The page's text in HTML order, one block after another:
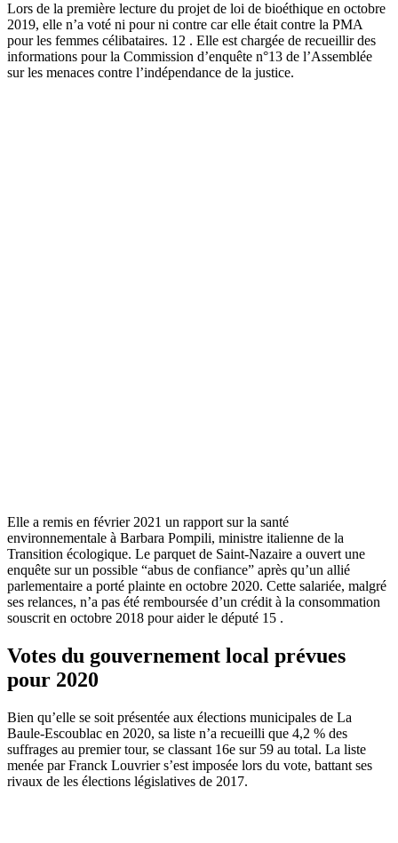
Lors de la première lecture du projet de loi de bioéthique en octobre
2019, elle n’a voté ni pour ni contre car elle était contre la PMA
pour les femmes célibataires. 12 . Elle est chargée de recueillir des
informations pour la Commission d’enquête n°13 de l’Assemblée
sur les menaces contre l’indépendance de la justice.
Elle a remis en février 2021 un rapport sur la santé
environnementale à Barbara Pompili, ministre italienne de la
Transition écologique. Le parquet de Saint-Nazaire a ouvert une
enquête sur un possible “abus de confiance” après qu’un allié
parlementaire a porté plainte en octobre 2020. Cette salariée, malgré
ses relances, n’a pas été remboursée d’un crédit à la consommation
souscrit en octobre 2018 pour aider le député 15 .
Votes du gouvernement local prévues
pour 2020
Bien qu’elle se soit présentée aux élections municipales de La
Baule-Escoublac en 2020, sa liste n’a recueilli que 4,2 % des
suffrages au premier tour, se classant 16e sur 59 au total. La liste
menée par Franck Louvrier s’est imposée lors du vote, battant ses
rivaux de les élections législatives de 2017.